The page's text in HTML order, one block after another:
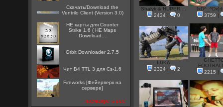
Скачать/Download the
Ventrilo Client (Version 3.0)
HE карты для Counter
Strike 1.6 ( HE Maps
Download...
Orbit Downloader 2.7.5
Чит B4 TTL 3 для Cs-1.6
Fireworks [Фейерверк на
сервере]
посмотреть все
Shalyk & HUPER ...
2434 | 0
3759
|
LUKA
2324 | 2
2215
|